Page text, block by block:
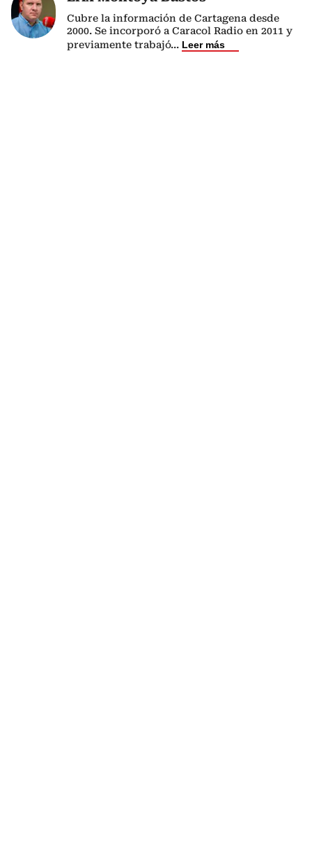
Cubre la información de Cartagena desde
2000. Se incorporó a Caracol Radio en 2011 y
previamente trabajó... Leer más